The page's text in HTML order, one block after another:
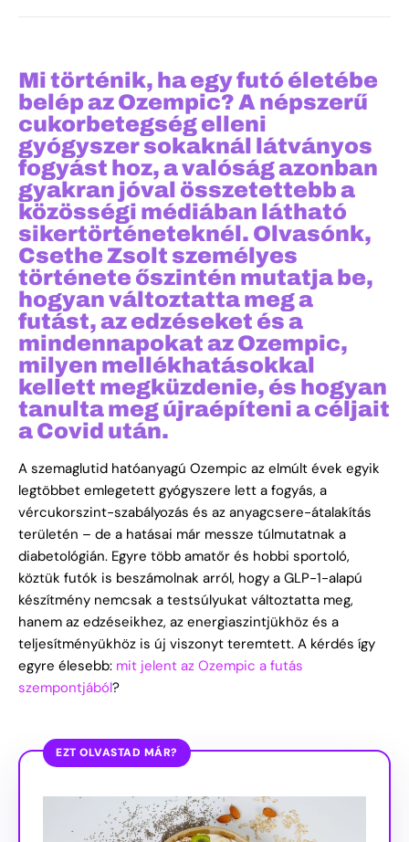
Mi történik, ha egy futó életébe
belép az Ozempic? A népszerű
cukorbetegség elleni
gyógyszer sokaknál látványos
fogyást hoz, a valóság azonban
gyakran jóval összetettebb a
közösségi médiában látható
sikertörténeteknél. Olvasónk,
Csethe Zsolt személyes
története őszintén mutatja be,
hogyan változtatta meg a
futást, az edzéseket és a
mindennapokat az Ozempic,
milyen mellékhatásokkal
kellett megküzdenie, és hogyan
tanulta meg újraépíteni a céljait
a Covid után.
A szemaglutid hatóanyagú Ozempic az elmúlt évek egyik
legtöbbet emlegetett gyógyszere lett a fogyás, a
vércukorszint-szabályozás és az anyagcsere-átalakítás
területén – de a hatásai már messze túlmutatnak a
diabetológián. Egyre több amatőr és hobbi sportoló,
köztük futók is beszámolnak arról, hogy a GLP-1-alapú
készítmény nemcsak a testsúlyukat változtatta meg,
hanem az edzéseikhez, az energiaszintjükhöz és a
teljesítményükhöz is új viszonyt teremtett. A kérdés így
egyre élesebb: mit jelent az Ozempic a futás
szempontjából?
EZT OLVASTAD MÁR?